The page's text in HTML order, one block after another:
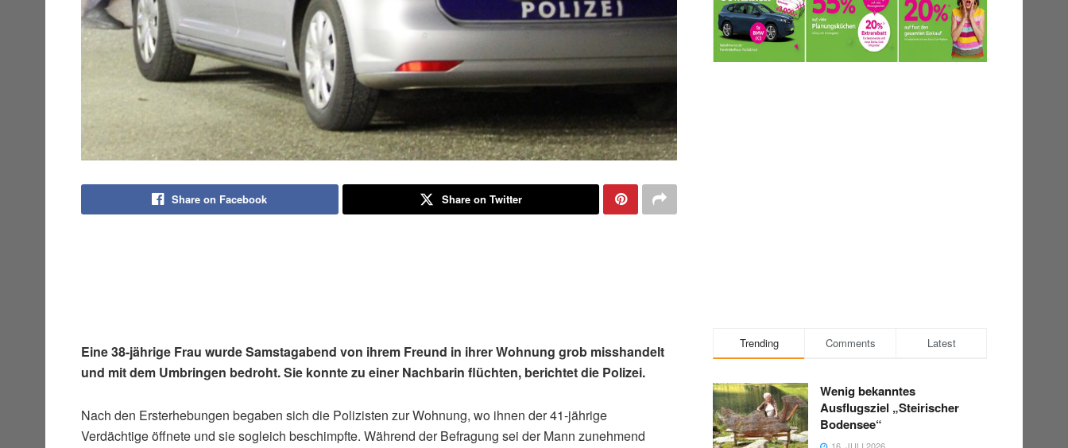
Share on Facebook Share on Twitter
Eine 38-jährige Frau wurde Samstagabend von ihrem Freund in ihrer Wohnung grob misshandelt
und mit dem Umbringen bedroht. Sie konnte zu einer Nachbarin flüchten, berichtet die Polizei.
Nach den Ersterhebungen begaben sich die Polizisten zur Wohnung, wo ihnen der 41-jährige
Verdächtige öffnete und sie sogleich beschimpfte. Während der Befragung sei der Mann zunehmend
Trending Comments Latest
Wenig bekanntes
Ausflugsziel „Steirischer
Bodensee“
16. JULI 2026